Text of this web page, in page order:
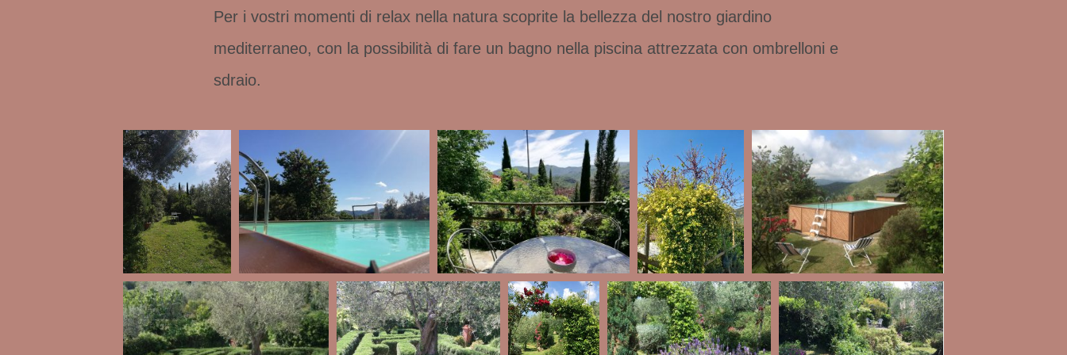
Per i vostri momenti di relax nella natura scoprite la bellezza del nostro giardino
mediterraneo, con la possibilità di fare un bagno nella piscina attrezzata con ombrelloni e
sdraio.